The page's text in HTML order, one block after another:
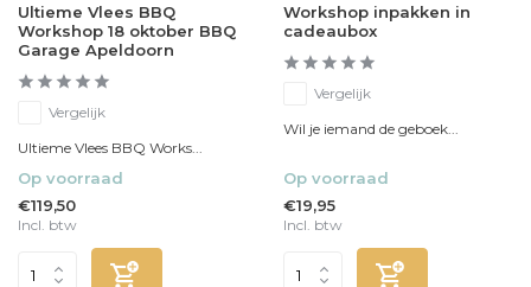
Ultieme Vlees BBQ
Workshop 18 oktober BBQ
Garage Apeldoorn
Vergelijk
Ultieme Vlees BBQ Works...
Op voorraad
€119,50
Incl. btw
Workshop inpakken in
cadeaubox
Vergelijk
Wil je iemand de geboek...
Op voorraad
€19,95
Incl. btw